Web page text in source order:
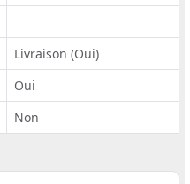
Livraison (Oui)
Oui
Non